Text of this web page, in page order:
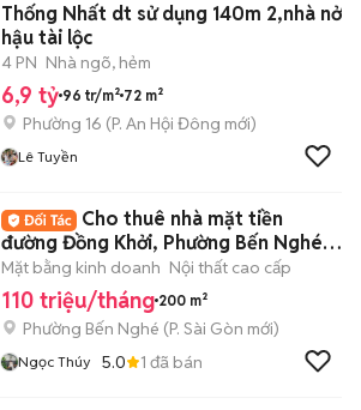
Thống Nhất dt sử dụng 140m 2,nhà nở
hậu tài lộc
4 PN Nhà ngõ, hẻm
6,9 tỷ 96 tr/m² 72 m²
Phường 16 (P. An Hội Đông mới)
Lê Tuyền
Cho thuê nhà mặt tiền
đường Đồng Khởi, Phường Bến Nghé,
Quận 1
Mặt bằng kinh doanh Nội thất cao cấp
110 triệu/tháng 200 m²
Phường Bến Nghé (P. Sài Gòn mới)
Ngọc Thúy 5.0 1 đã bán